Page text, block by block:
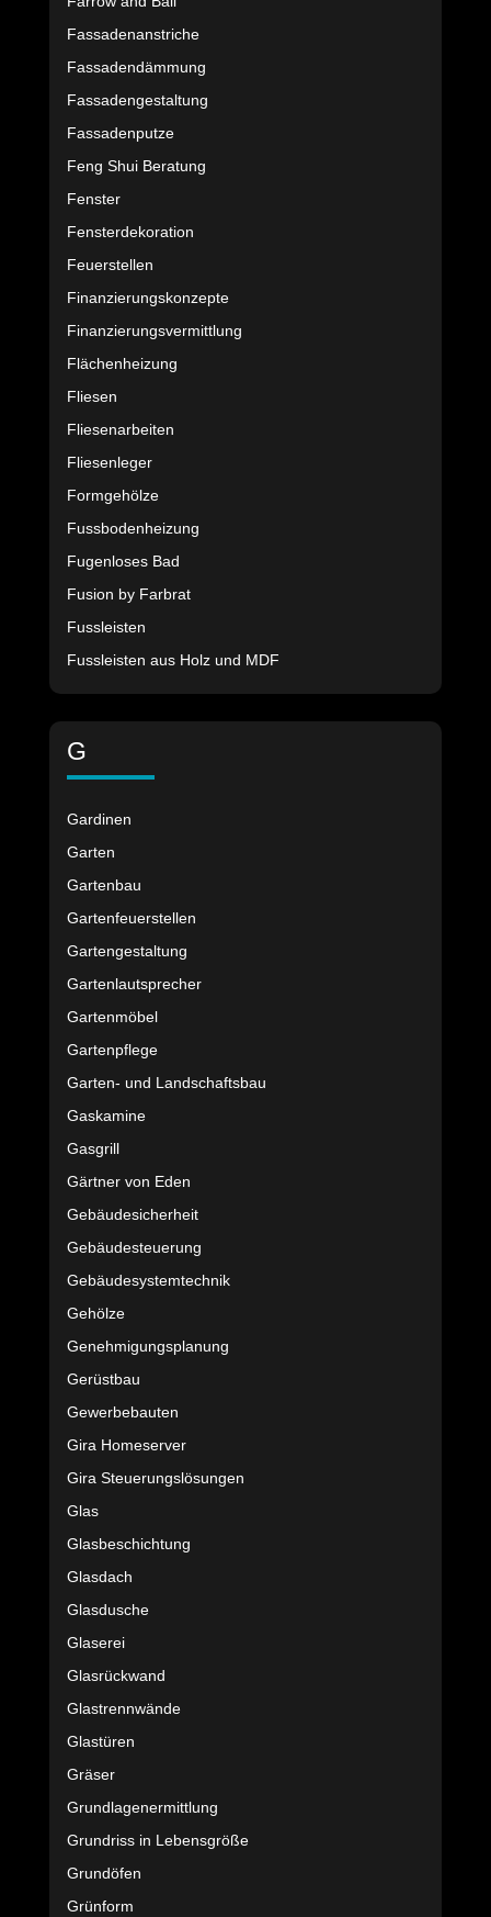
Fassadenanstriche
Fassadendämmung
Fassadengestaltung
Fassadenputze
Feng Shui Beratung
Fenster
Fensterdekoration
Feuerstellen
Finanzierungskonzepte
Finanzierungsvermittlung
Flächenheizung
Fliesen
Fliesenarbeiten
Fliesenleger
Formgehölze
Fussbodenheizung
Fugenloses Bad
Fusion by Farbrat
Fussleisten
Fussleisten aus Holz und MDF
G
Gardinen
Garten
Gartenbau
Gartenfeuerstellen
Gartengestaltung
Gartenlautsprecher
Gartenmöbel
Gartenpflege
Garten- und Landschaftsbau
Gaskamine
Gasgrill
Gärtner von Eden
Gebäudesicherheit
Gebäudesteuerung
Gebäudesystemtechnik
Gehölze
Genehmigungsplanung
Gerüstbau
Gewerbebauten
Gira Homeserver
Gira Steuerungslösungen
Glas
Glasbeschichtung
Glasdach
Glasdusche
Glaserei
Glasrückwand
Glastrennwände
Glastüren
Gräser
Grundlagenermittlung
Grundriss in Lebensgröße
Grundöfen
Grünform